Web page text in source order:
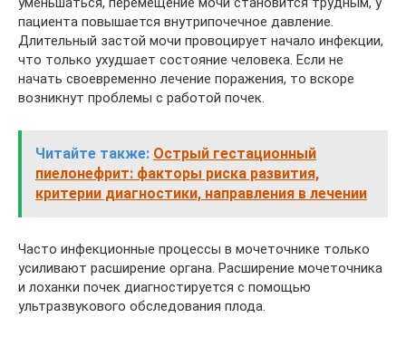
пациента повышается внутрипочечное давление.
Длительный застой мочи провоцирует начало инфекции,
что только ухудшает состояние человека. Если не
начать своевременно лечение поражения, то вскоре
возникнут проблемы с работой почек.
Читайте также: Острый гестационный
пиелонефрит: факторы риска развития,
критерии диагностики, направления в лечении
Часто инфекционные процессы в мочеточнике только
усиливают расширение органа. Расширение мочеточника
и лоханки почек диагностируется с помощью
ультразвукового обследования плода.